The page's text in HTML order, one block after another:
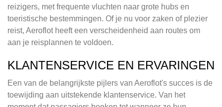
reizigers, met frequente vluchten naar grote hubs en
toeristische bestemmingen. Of je nu voor zaken of plezier
reist, Aeroflot heeft een verscheidenheid aan routes om
aan je reisplannen te voldoen.
KLANTENSERVICE EN ERVARINGEN
Een van de belangrijkste pijlers van Aeroflot's succes is de
toewijding aan uitstekende klantenservice. Van het